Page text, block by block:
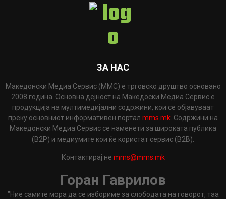
ЗА НАС
Македонски Медиа Сервис (ММС) е трговско друштво основано
2008 година. Основна дејност на Македоски Медиа Сервис е
продукција на мултимедијални содржини, кои се објавуваат
преку основниот информативен портал mms.mk . Содржини на
Македонски Медиа Сервис се наменети за широката публика
(B2P) и медиумите кои ќе користат сервис (B2B).
Контактирај не mms@mms.mk
Горан Гаврилов
"Ние самите мора да се избориме за слободата на говорот, таа